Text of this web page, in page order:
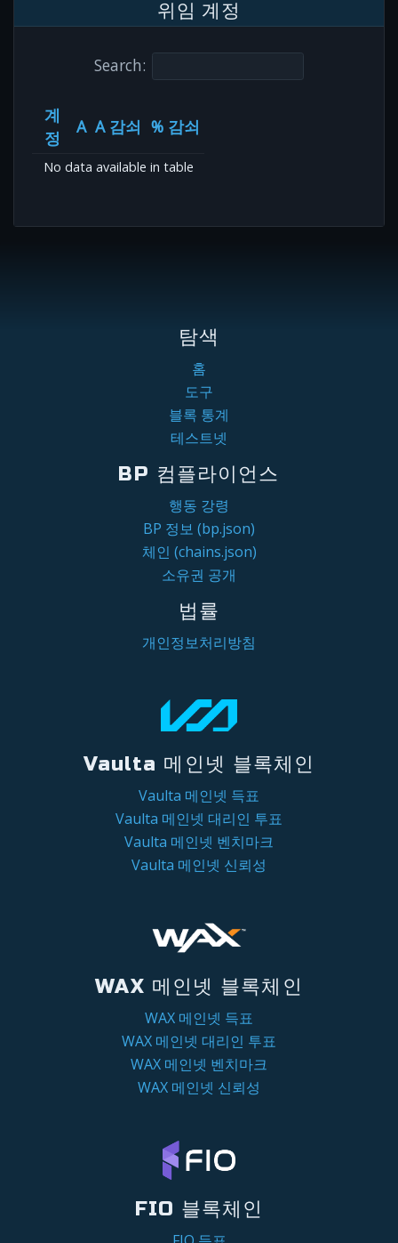
위임 계정
Search:
계
정
A A 감쇠 % 감쇠
No data available in table
탐색
홈
도구
블록 통계
테스트넷
BP 컴플라이언스
행동 강령
BP 정보 (bp.json)
체인 (chains.json)
소유권 공개
법률
개인정보처리방침
Vaulta 메인넷 블록체인
Vaulta 메인넷 득표
Vaulta 메인넷 대리인 투표
Vaulta 메인넷 벤치마크
Vaulta 메인넷 신뢰성
WAX 메인넷 블록체인
WAX 메인넷 득표
WAX 메인넷 대리인 투표
WAX 메인넷 벤치마크
WAX 메인넷 신뢰성
FIO 블록체인